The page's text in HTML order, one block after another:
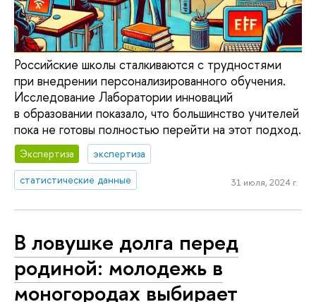
Российские школы сталкиваются с трудностями
при внедрении персонализированного обучения.
Исследование Лаборатории инноваций
в образовании показало, что большинство учителей
пока не готовы полностью перейти на этот подход.
Экспертиза
экспертиза
статистические данные
31 июля, 2024 г.
В ловушке долга перед
родиной: молодежь в
моногородах выбирает